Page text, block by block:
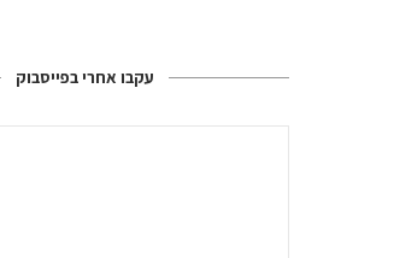
עקבו אחרי בפייסבוק